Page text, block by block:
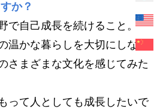
か？
で自己成長を続けること。
温かな暮らしを大切にしなが
さまざまな文化を感じてみた
って人としても成長したいで